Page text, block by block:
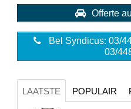
Offerte
Bel Syndicus: 03/
03/
LAATSTE POPULAIR